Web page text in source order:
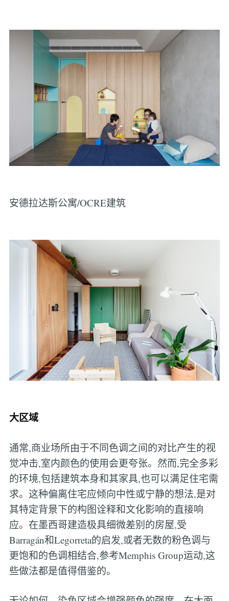
安德拉达斯公寓/OCRE建筑
大区域
通常,商业场所由于不同色调之间的对比产生的视
觉冲击,室内颜色的使用会更夸张。然而,完全多彩
的环境,包括建筑本身和其家具,也可以满足住宅需
求。这种偏离住宅应倾向中性或宁静的想法,是对
其特定背景下的构图诠释和文化影响的直接响
应。在墨西哥建造极具细微差别的房屋,受
Barragán和Legorreta的启发,或者无数的粉色调与
更饱和的色调相结合,参考Memphis Group运动,这
些做法都是值得借鉴的。